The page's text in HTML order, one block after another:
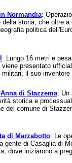
Normandia:
storia, che oltre
politica
: Lungo 16 metri e
presentato
il suo inventore
di Stazzema: Un
storica e
del comune di
di Marzabotto: Le
gente di Casaglia di
dove iniziarono a